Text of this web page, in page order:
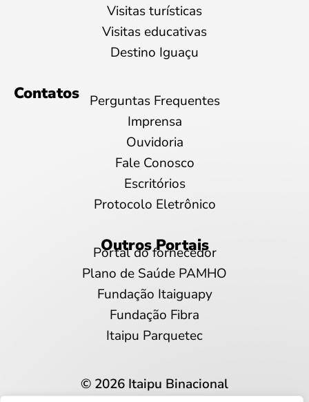
Visitas turísticas
Visitas educativas
Destino Iguaçu
Contatos
Perguntas Frequentes
Imprensa
Ouvidoria
Fale Conosco
Escritórios
Protocolo Eletrônico
Outros Portais
Portal do fornecedor
Plano de Saúde PAMHO
Fundação Itaiguapy
Fundação Fibra
Itaipu Parquetec
© 2026 Itaipu Binacional